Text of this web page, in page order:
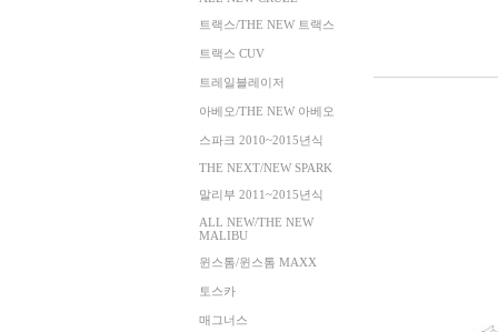
트랙스/THE NEW 트랙스
트랙스 CUV
트레일블레이저
아베오/THE NEW 아베오
스파크 2010~2015년식
THE NEXT/NEW SPARK
말리부 2011~2015년식
ALL NEW/THE NEW
MALIBU
윈스톰/윈스톰 MAXX
토스카
매그너스